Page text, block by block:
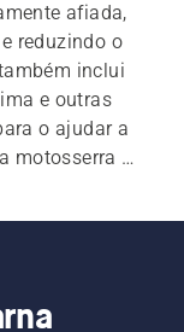
afiada,
reduzindo o
inclui
e outras
o ajudar a
motosserra